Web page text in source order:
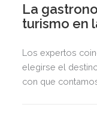
La
turismo en
Los expertos
elegirse el
con que